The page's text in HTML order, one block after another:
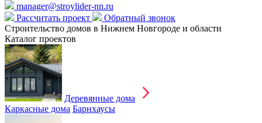
manager@stroylider-nn.ru
Рассчитать проект
Обратный звонок
Строительство домов в Нижнем Новгороде и области
Каталог проектов
Деревянные дома
Каркасные дома Барнхаусы